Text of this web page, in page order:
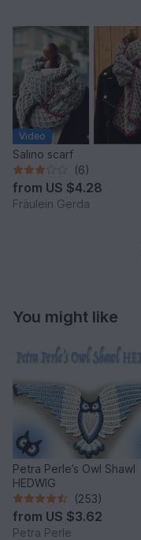
Video
Salino scarf
(6)
from US $4.28
Fräulein Gerda
You might like
Petra Perle’s Owl Shawl
HEDWIG
(253)
from US $3.62
Petra Perle